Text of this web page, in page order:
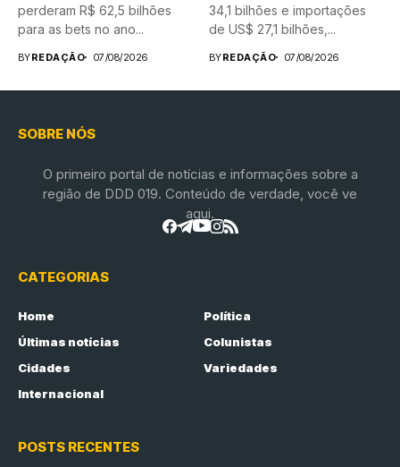
perderam R$ 62,5 bilhões
para as bets no ano...
BYREDAÇÃO 07/08/2026
34,1 bilhões e importações
de US$ 27,1 bilhões,...
BYREDAÇÃO 07/08/2026
SOBRE NÓS
O primeiro portal de notícias e informações sobre a
região de DDD 019. Conteúdo de verdade, você ve
aqui.
CATEGORIAS
Home
Política
Últimas notícias
Colunistas
Cidades
Variedades
Internacional
POSTS RECENTES